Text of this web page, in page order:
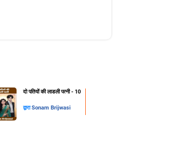
दो पतियों की लाडली पत्नी - 10
द्वाराSonam Brijwasi